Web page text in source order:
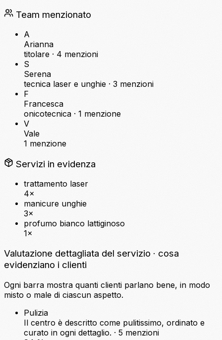
Team menzionato
A
Arianna
titolare · 4 menzioni
S
Serena
tecnica laser e unghie · 3 menzioni
F
Francesca
onicotecnica · 1 menzione
V
Vale
1 menzione
Servizi in evidenza
trattamento laser
4×
manicure unghie
3×
profumo bianco lattiginoso
1×
Valutazione dettagliata del servizio · cosa
evidenziano i clienti
Ogni barra mostra quanti clienti parlano bene, in modo
misto o male di ciascun aspetto.
Pulizia
Il centro è descritto come pulitissimo, ordinato e
curato in ogni dettaglio. · 5 menzioni